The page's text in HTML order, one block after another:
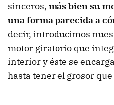
sinceros, más bien su
una forma parecida a
decir, introducimos
motor giratorio que
interior y éste se
hasta tener el grosor que